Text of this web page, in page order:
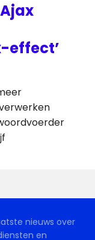
effect’
nieuws over
en